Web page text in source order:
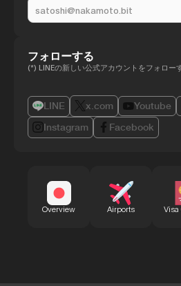
フォローする
(*) LINEの新しい公式アカウントをフォロー
LINE x.com Youtube
Instagram
Facebook
Overview Airports Visa